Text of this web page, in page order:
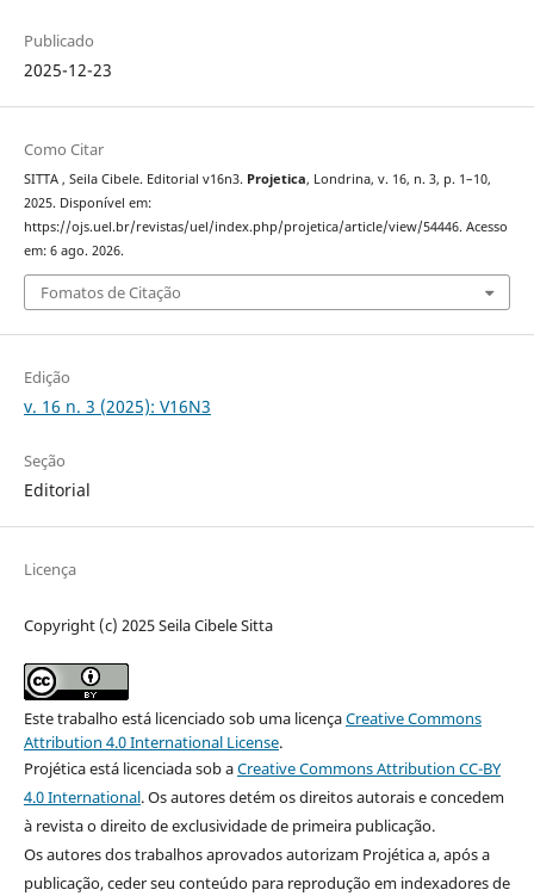
Publicado
2025-12-23
Como Citar
SITTA , Seila Cibele. Editorial v16n3. Projetica, Londrina, v. 16, n. 3, p. 1–10,
2025. Disponível em:
https://ojs.uel.br/revistas/uel/index.php/projetica/article/view/54446. Acesso
em: 6 ago. 2026.
Fomatos de Citação
Edição
v. 16 n. 3 (2025): V16N3
Seção
Editorial
Licença
Copyright (c) 2025 Seila Cibele Sitta
Este trabalho está licenciado sob uma licençaCreative Commons
Attribution 4.0 International License.
Projética está licenciada sob aCreative Commons Attribution CC-BY
4.0 International. Os autores detém os direitos autorais e concedem
à revista o direito de exclusividade de primeira publicação.
Os autores dos trabalhos aprovados autorizam Projética a, após a
publicação, ceder seu conteúdo para reprodução em indexadores de